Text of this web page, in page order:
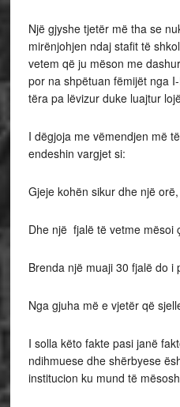
Një gjyshe tjetër më tha se
mirënjohjen ndaj stafit të
vetem që ju mëson me
por na shpëtuan fëmijët nga
tëra pa lëvizur duke luajtur
I dëgjoja me vëmendjen më
endeshin vargjet si:
Gjeje kohën sikur dhe një orë,
Dhe një fjalë të vetme mësoi
Brenda një muaji 30 fjalë do i
Nga gjuha më e vjetër që
I solla këto fakte pasi janë
ndihmuese dhe shërbyese
institucion ku mund të